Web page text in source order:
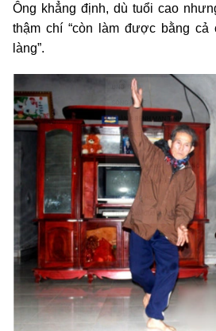
Ông khẳng định, dù tuổi cao
thậm chí “còn làm được bằng cả
làng”.